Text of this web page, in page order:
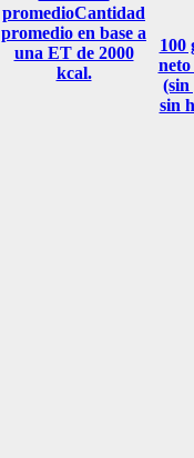
promedioCantidad
promedio en base a
una ET de 2000
kcal.
100
(sin
sin